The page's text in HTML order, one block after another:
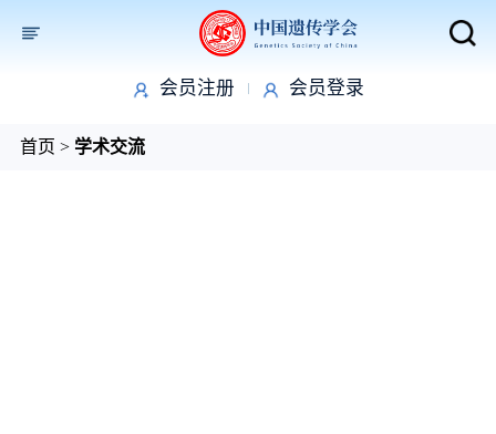
会员注册 会员登录
首页 > 学术交流